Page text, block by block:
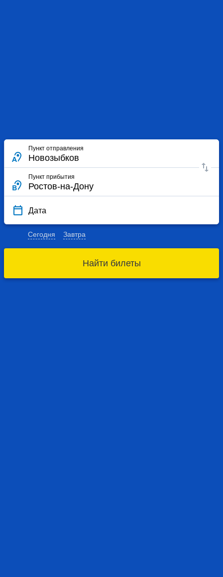
Пункт отправления
Пункт прибытия
Дата
Сегодня Завтра
Найти билеты